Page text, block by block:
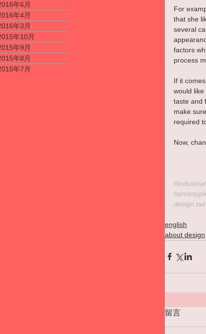
年6月
年4月
年3月
年10月
年9月
年8月
年7月
For
that she
several
factors
process
If it
would
taste and
make
required
Now,
#industrial
design
english
about design
留言